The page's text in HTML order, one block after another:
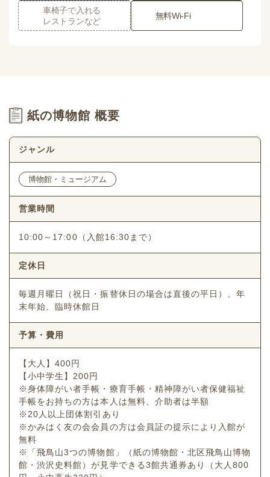
車椅子で入れる
レストランなど
無料Wi-Fi
紙の博物館 概要
ジャンル
博物館・ミュージアム
営業時間
10:00～17:00（入館16:30まで）
定休日
毎週月曜日（祝日・振替休日の場合は直後の平日）、年
末年始、臨時休館日
予算・費用
【大人】400円
【小中学生】200円
※身体障がい者手帳・療育手帳・精神障がい者保健福祉
手帳をお持ちの方は本人は無料、介助者は半額
※20人以上団体割引あり
※かみはく友の会会員の方は会員証の提示により入館が
無料
※「飛鳥山3つの博物館」（紙の博物館・北区飛鳥山博物
館・渋沢史料館）が見学できる3館共通券あり（大人800